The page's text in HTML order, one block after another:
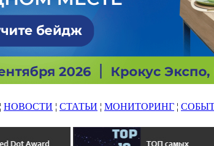
¦ НОВОСТИ ¦ СТАТЬИ ¦ МОНИТОРИНГ ¦